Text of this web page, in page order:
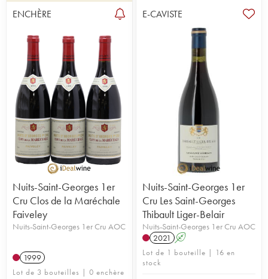
Nuits-Saint-Georges, parmi eux :Thibault Liger-Belair
,
Meo-Camuzet
Vougeraie, le domaine de l'Arlot , la
Romane
ou encoreJean-Marc Millot
ENCHÈRE
Nuits-Saint-Georges 1er
Cru Clos de la Maréchale
Faiveley
Nuits-Saint-Georges 1er Cru AOC
1999
Lot de 3 bouteilles | 0 enchère
E-CAVISTE
Nuits-Saint-Georges 1er
Cru Les Saint-Georges
Thibault Liger-Belair
Nuits-Saint-Georges 1er Cru AOC
2021 A
Lot de 1 bouteille | 16 en
stock